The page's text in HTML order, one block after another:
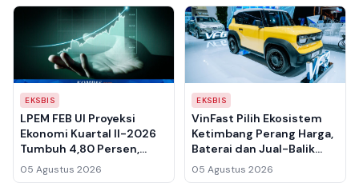
EKSBIS
LPEM FEB UI Proyeksi
Ekonomi Kuartal II-2026
Tumbuh 4,80 Persen,
Daya Beli Tertekan Inflasi
Pangan
05 Agustus 2026
EKSBIS
VinFast Pilih Ekosistem
Ketimbang Perang Harga,
Baterai dan Jual-Balik
Jadi Andalan
05 Agustus 2026